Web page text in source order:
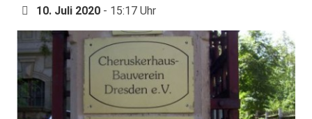
10. Juli 2020 - 15:17 Uhr